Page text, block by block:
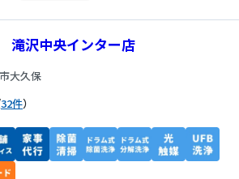
滝沢中央インター店
大久保
32件